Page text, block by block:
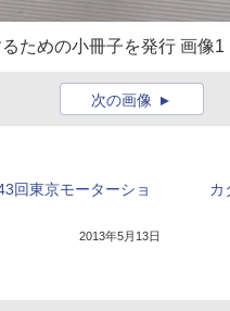
ための小冊子を発行 画像1
次の画像
回東京モーターショ
2013年5月13日
カ